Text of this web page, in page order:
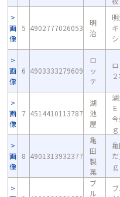
画
像
5 4902777026053
明
治
画
像
6 4903333279609
ロ
ッ
テ
画
像
7 4514410113787
湖
池
屋
ｇ
画
像
8 4901313932377
亀
田
製
菓
ｇ
ブ
ル